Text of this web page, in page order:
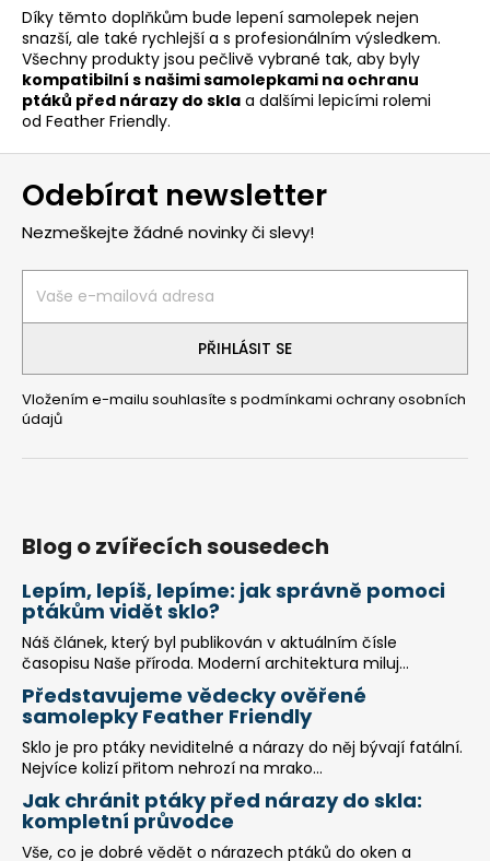
Díky těmto doplňkům bude lepení samolepek nejen
snazší, ale také rychlejší a s profesionálním výsledkem.
Všechny produkty jsou pečlivě vybrané tak, aby byly
kompatibilní s našimi samolepkami na ochranu
ptáků před nárazy do skla a dalšími lepicími rolemi
od Feather Friendly.
Odebírat newsletter
Nezmeškejte žádné novinky či slevy!
PŘIHLÁSIT SE
Vložením e-mailu souhlasíte s podmínkami ochrany osobních
údajů
Blog o zvířecích sousedech
Lepím, lepíš, lepíme: jak správně pomoci
ptákům vidět sklo?
Náš článek, který byl publikován v aktuálním čísle
časopisu Naše příroda. Moderní architektura miluj...
Představujeme vědecky ověřené
samolepky Feather Friendly
Sklo je pro ptáky neviditelné a nárazy do něj bývají fatální.
Nejvíce kolizí přitom nehrozí na mrako...
Jak chránit ptáky před nárazy do skla:
kompletní průvodce
Vše, co je dobré vědět o nárazech ptáků do oken a